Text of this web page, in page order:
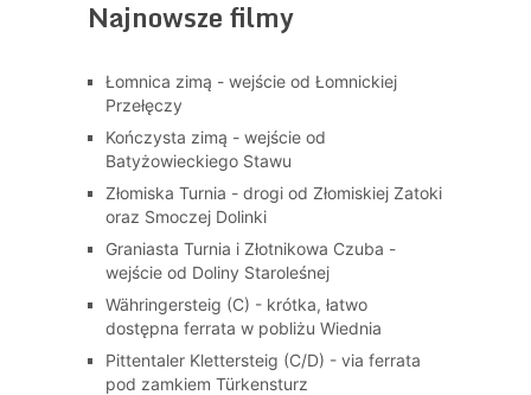
Najnowsze filmy
Łomnica zimą - wejście od Łomnickiej
Przełęczy
Kończysta zimą - wejście od
Batyżowieckiego Stawu
Złomiska Turnia - drogi od Złomiskiej Zatoki
oraz Smoczej Dolinki
Graniasta Turnia i Złotnikowa Czuba -
wejście od Doliny Staroleśnej
Währingersteig (C) - krótka, łatwo
dostępna ferrata w pobliżu Wiednia
Pittentaler Klettersteig (C/D) - via ferrata
pod zamkiem Türkensturz